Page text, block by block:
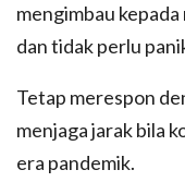
mengimbau
dan tidak perlu
Tetap merespon
menjaga jarak bila
era pandemik.